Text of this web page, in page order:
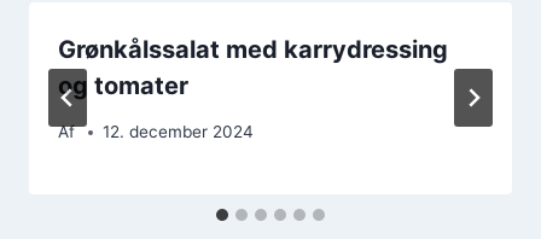
Grønkålssalat med karrydressing
og tomater
Af 12. december 2024